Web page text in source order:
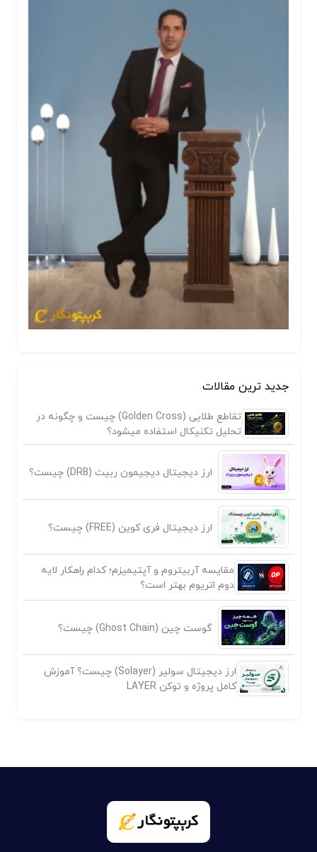
جدید ترین مقالات
تقاطع طلایی (Golden Cross) چیست و چگونه در
تحلیل تکنیکال استفاده میشود؟
ارز دیجیتال دیجیمون ربیت (DRB) چیست؟
ارز دیجیتال فری کوین (FREE) چیست؟
مقایسه آربیتروم و آپتیمیزم؛ کدام راهکار لایه
دوم اتریوم بهتر است؟
گوست چین (Ghost Chain) چیست؟
ارز دیجیتال سولیر (Solayer) چیست؟ آموزش
کامل پروژه و توکن LAYER